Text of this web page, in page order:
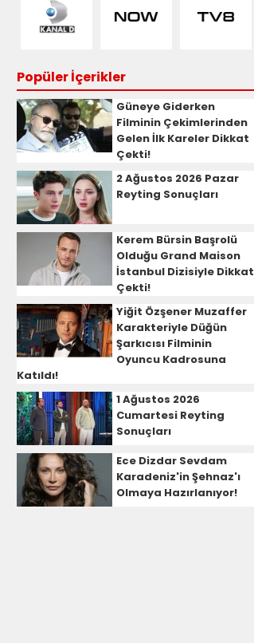
Popüler İçerikler
Güneye Giderken
Filminin Çekimlerinden
Gelen İlk Kareler Dikkat
Çekti!
2 Ağustos 2026 Pazar
Reyting Sonuçları
Kerem Bürsin Başrolü
Olduğu Grand Maison
İstanbul Dizisiyle Dikkat
Çekti!
Yiğit Özşener Muzaffer
Karakteriyle Düğün
Şarkıcısı Filminin
Oyuncu Kadrosuna
Katıldı!
1 Ağustos 2026
Cumartesi Reyting
Sonuçları
Ece Dizdar Sevdam
Karadeniz'in Şehnaz'ı
Olmaya Hazırlanıyor!